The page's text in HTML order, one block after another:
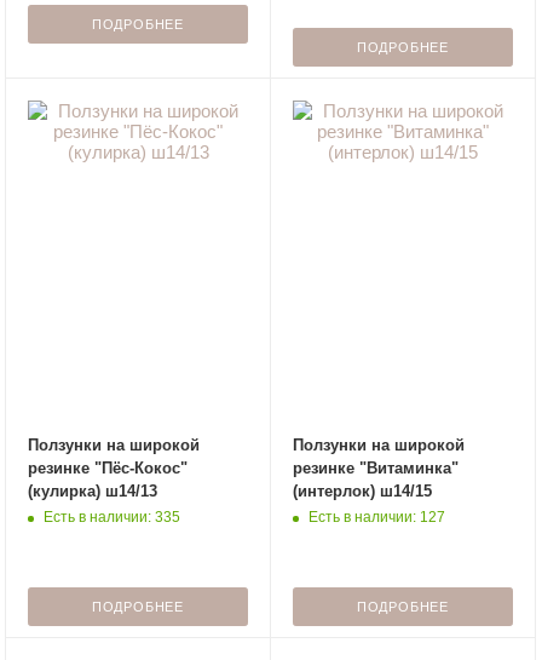
ПОДРОБНЕЕ
ПОДРОБНЕЕ
Ползунки на широкой
резинке "Пёс-Кокос"
(кулирка) ш14/13
Есть в наличии: 335
ПОДРОБНЕЕ
Ползунки на широкой
резинке "Витаминка"
(интерлок) ш14/15
Есть в наличии: 127
ПОДРОБНЕЕ